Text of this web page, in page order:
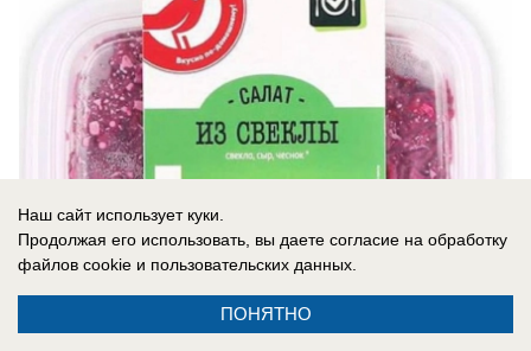
Наш сайт использует куки.
Продолжая его использовать, вы даете согласие на обработку
файлов cookie и пользовательских данных.
ПОНЯТНО